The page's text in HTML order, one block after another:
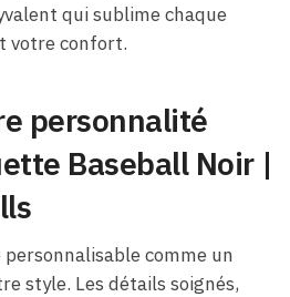
qui sublime chaque
votre confort.
personnalité
Baseball Noir |
comme un
style. Les détails soignés,